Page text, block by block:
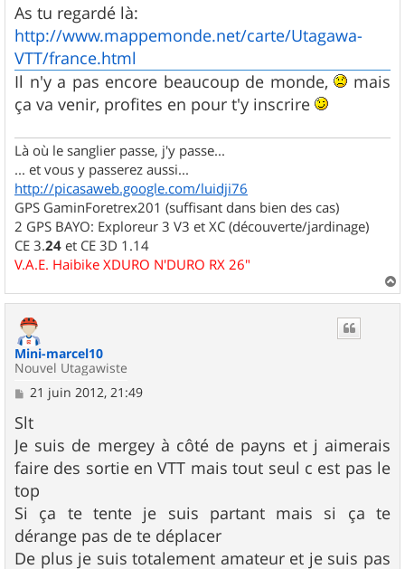
s
s
a
g
e
As tu regardé là:
http://www.mappemonde.net/carte/Utagawa-
VTT/france.html
Il n'y a pas encore beaucoup de monde,
mais
ça va venir, profites en pour t'y inscrire
Là où le sanglier passe, j'y passe...
... et vous y passerez aussi...
http://picasaweb.google.com/luidji76
GPS GaminForetrex201 (suffisant dans bien des cas)
2 GPS BAYO: Exploreur 3 V3 et XC (découverte/jardinage)
CE 3.24 et CE 3D 1.14
V.A.E. Haibike XDURO N'DURO RX 26"
a
Mini-marcel10
Nouvel Utagawiste
M
s
s
a
g
e
21 juin 2012, 21:49
Slt
Je suis de mergey à côté de payns et j aimerais
faire des sortie en VTT mais tout seul c est pas le
top
Si ça te tente je suis partant mais si ça te
dérange pas de te déplacer
De plus je suis totalement amateur et je suis pas